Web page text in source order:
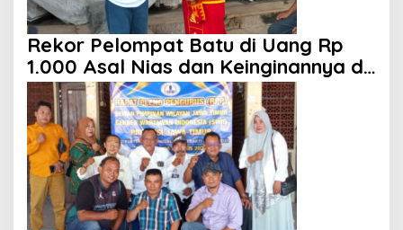
Rekor Pelompat Batu di Uang Rp
1.000 Asal Nias dan Keinginannya di
HUT ke 81 RI